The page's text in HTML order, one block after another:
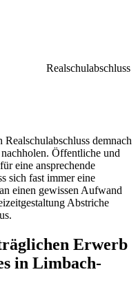
Realschulabschluss
demnach
Öffentliche und
eine ansprechende
sich fast immer eine
einen gewissen Aufwand
Abstriche
Erwerb
in Limbach-